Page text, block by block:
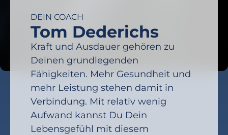
DEIN COACH
Tom Dederichs
Kraft und Ausdauer gehören zu
Deinen grundlegenden
Fähigkeiten. Mehr Gesundheit und
mehr Leistung stehen damit in
Verbindung. Mit relativ wenig
Aufwand kannst Du Dein
Lebensgefühl mit diesem